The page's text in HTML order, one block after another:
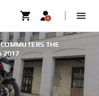
THE
2017